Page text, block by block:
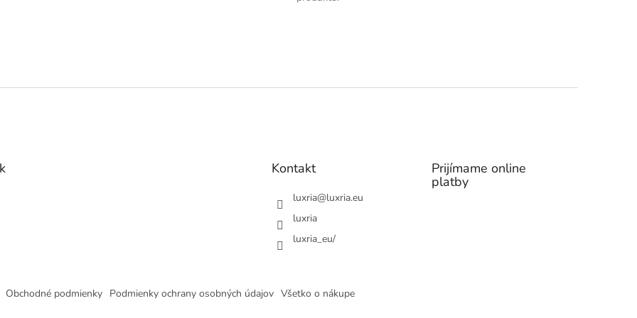
Kontakt
luxria@luxria.eu
luxria
luxria_eu/
Prijímame online
platby
Obchodné podmienky Podmienky ochrany osobných údajov Všetko o nákupe